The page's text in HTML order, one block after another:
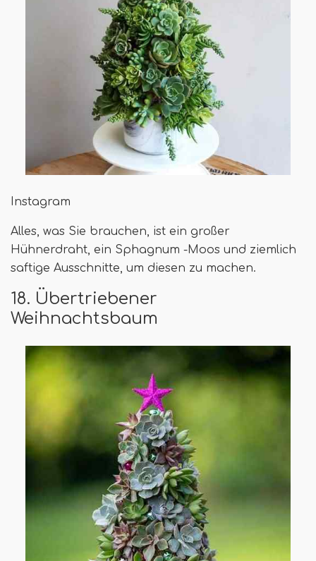
Instagram
Alles, was Sie brauchen, ist ein großer
Hühnerdraht, ein Sphagnum -Moos und ziemlich
saftige Ausschnitte, um diesen zu machen.
18. Übertriebener
Weihnachtsbaum